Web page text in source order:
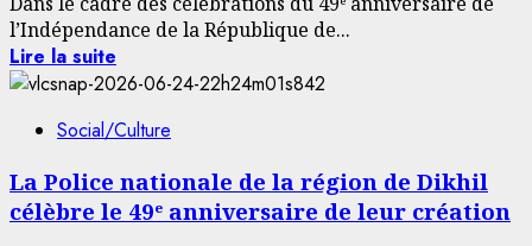
l’Indépendance de la République de...
Lire la suite
Social/Culture
La Police nationale de la région de Dikhil
célèbre le 49ᵉ anniversaire de leur création